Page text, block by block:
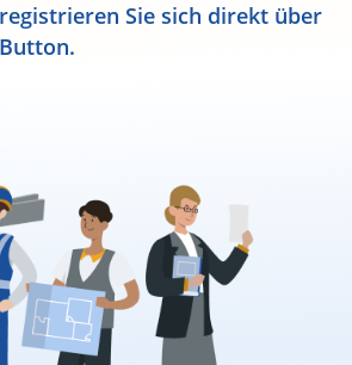
Sie sich direkt über